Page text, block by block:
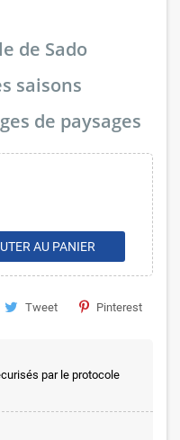
de Sado
saisons
de paysages
AU PANIER
Tweet Pinterest
par le protocole